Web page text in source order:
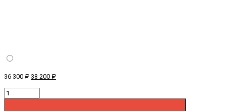
36 300 ₽ 38 200 ₽